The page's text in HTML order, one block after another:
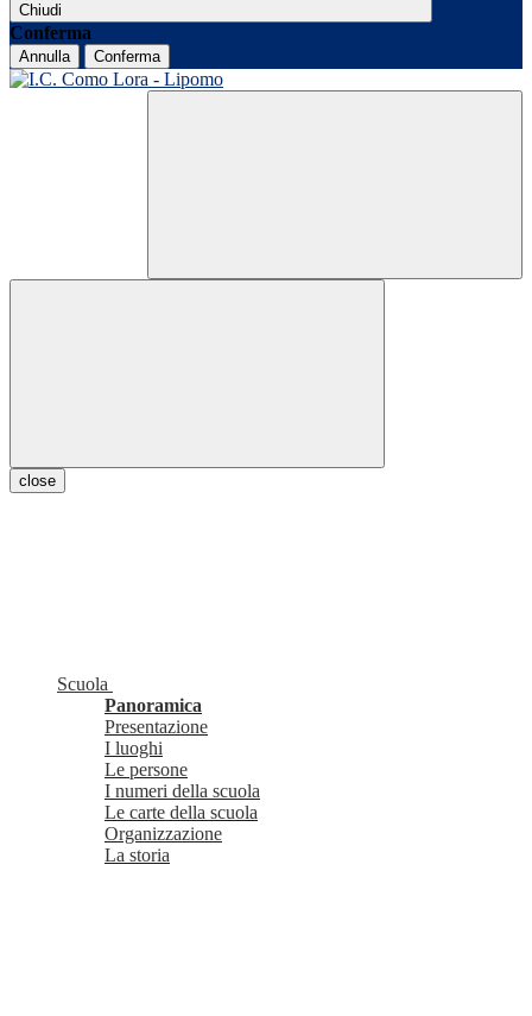
Chiudi
Conferma
Annulla Conferma
close
Scuola
Panoramica
Presentazione
I luoghi
Le persone
I numeri della scuola
Le carte della scuola
Organizzazione
La storia